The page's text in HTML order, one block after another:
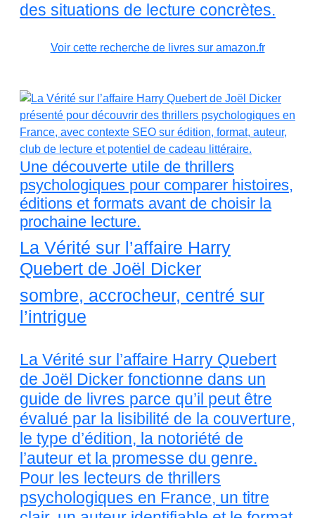
des situations de lecture concrètes.
Voir cette recherche de livres sur amazon.fr
Une découverte utile de thrillers
psychologiques pour comparer histoires,
éditions et formats avant de choisir la
prochaine lecture.
La Vérité sur l’affaire Harry
Quebert de Joël Dicker
sombre, accrocheur, centré sur
l’intrigue
La Vérité sur l’affaire Harry Quebert
de Joël Dicker fonctionne dans un
guide de livres parce qu’il peut être
évalué par la lisibilité de la couverture,
le type d’édition, la notoriété de
l’auteur et la promesse du genre.
Pour les lecteurs de thrillers
psychologiques en France, un titre